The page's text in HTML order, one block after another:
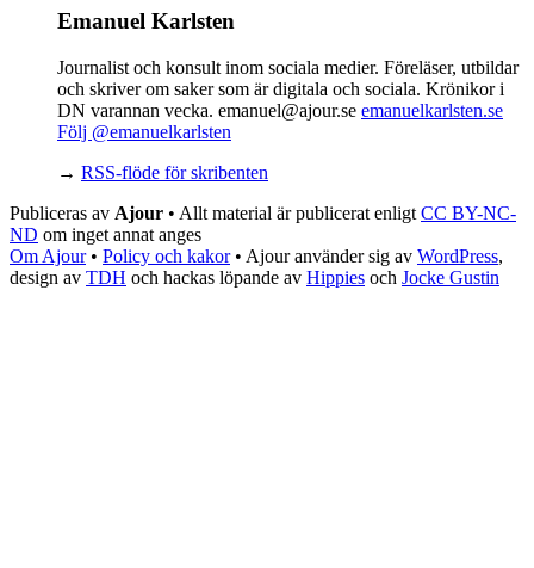
Emanuel Karlsten
Journalist och konsult inom sociala medier. Föreläser, utbildar
och skriver om saker som är digitala och sociala. Krönikor i
DN varannan vecka. emanuel@ajour.se emanuelkarlsten.se
Följ @emanuelkarlsten
→ RSS-flöde för skribenten
Publiceras av Ajour • Allt material är publicerat enligt CC BY-NC-
ND om inget annat anges
Om Ajour• Policy och kakor• Ajour använder sig av WordPress,
design av TDH och hackas löpande av Hippies och Jocke Gustin